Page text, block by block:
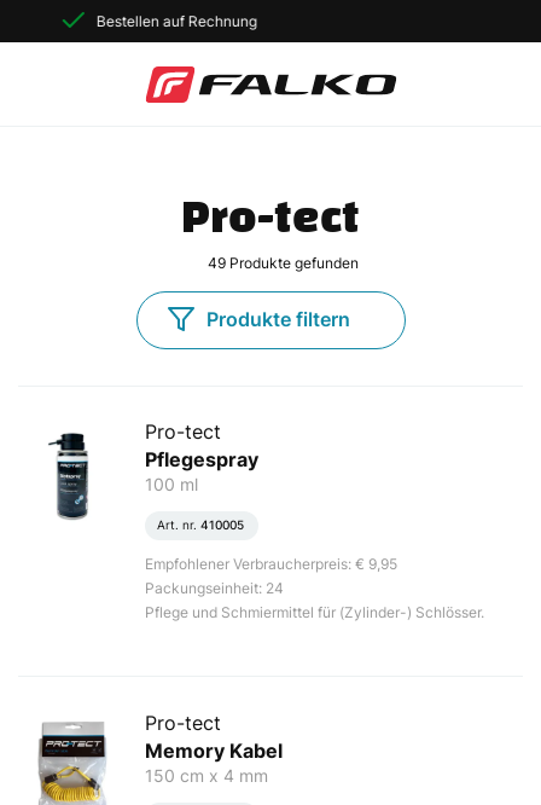
40 Jahre Erfahrung
Pro-tect
49 Produkte gefunden
Produkte filtern
Pro-tect
Pflegespray
100 ml
Art. nr. 410005
Empfohlener Verbraucherpreis: € 9,95
Packungseinheit: 24
Pflege und Schmiermittel für (Zylinder-) Schlösser.
Pro-tect
Memory Kabel
150 cm x 4 mm